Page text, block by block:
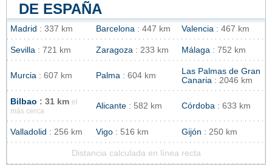
DE ESPAÑA
Madrid : 337 km Barcelona : 447 km Valencia : 467 km
Sevilla : 721 km Zaragoza : 233 km Málaga : 752 km
Murcia : 607 km Palma : 604 km
Las Palmas de Gran
Canaria : 2046 km
Bilbao : 31 km el
más cerca
Alicante : 582 km Córdoba : 633 km
Valladolid : 256 km Vigo : 516 km Gijón : 250 km
Distancia calculada en línea recta